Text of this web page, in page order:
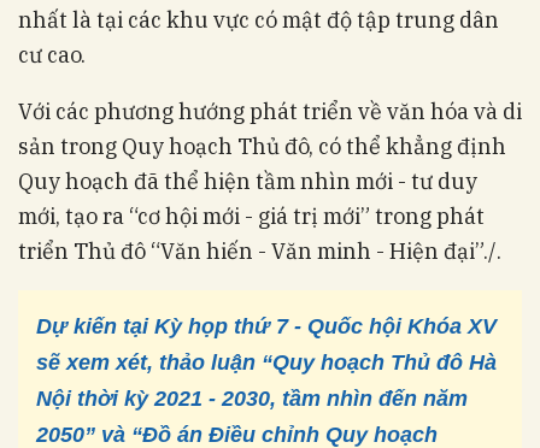
nhất là tại các khu vực có mật độ tập trung dân
cư cao.
Với các phương hướng phát triển về văn hóa và di
sản trong Quy hoạch Thủ đô, có thể khẳng định
Quy hoạch đã thể hiện tầm nhìn mới - tư duy
mới, tạo ra “cơ hội mới - giá trị mới” trong phát
triển Thủ đô “Văn hiến - Văn minh - Hiện đại”./.
Dự kiến tại Kỳ họp thứ 7 - Quốc hội Khóa XV
sẽ xem xét, thảo luận “Quy hoạch Thủ đô Hà
Nội thời kỳ 2021 - 2030, tầm nhìn đến năm
2050” và “Đồ án Điều chỉnh Quy hoạch